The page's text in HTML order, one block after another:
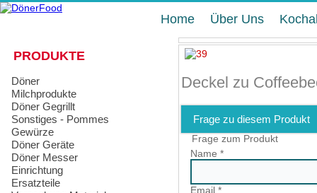
Home Über Uns
PRODUKTE
Döner
Milchprodukte
Döner Gegrillt
Sonstiges - Pommes
Gewürze
Döner Geräte
Döner Messer
Einrichtung
Ersatzteile
Deckel zu
Frage zu diesem Produkt
Frage zum Produkt
Name *
Email*